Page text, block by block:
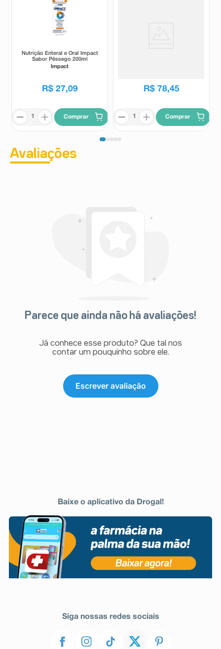
Nutrição Enteral e Oral Impact
Sabor Pêssego 200ml
Impact
R$ 27,09
Comprar
R$ 78,45
Comprar
Avaliações
Parece que ainda não há avaliações!
Já conhece esse produto? Que tal nos
contar um pouquinho sobre ele.
Escrever avaliação
Baixe o aplicativo da Drogal!
Siga nossas redes sociais